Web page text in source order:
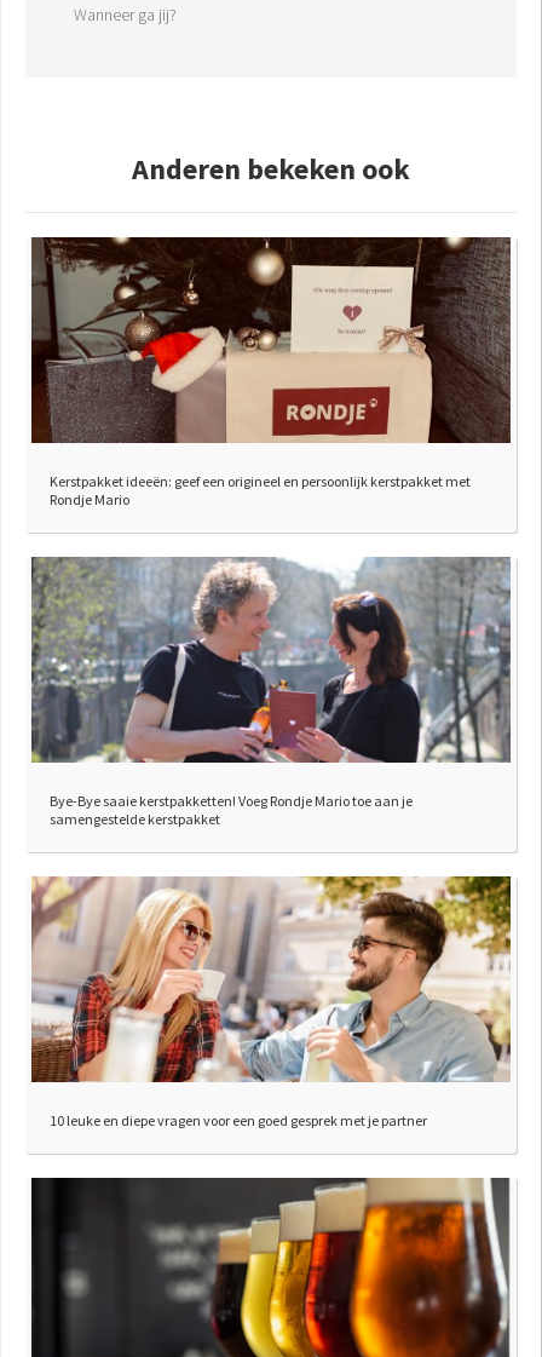
Wanneer ga jij?
Anderen bekeken ook
Kerstpakket ideeën: geef een origineel en persoonlijk kerstpakket met
Rondje Mario
Bye-Bye saaie kerstpakketten! Voeg Rondje Mario toe aan je
samengestelde kerstpakket
10 leuke en diepe vragen voor een goed gesprek met je partner